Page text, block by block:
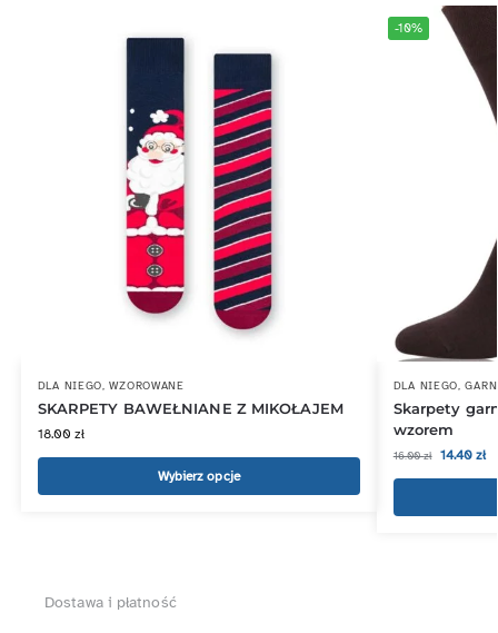
DLA NIEGO,WZOROWANE
SKARPETY BAWEŁNIANE Z MIKOŁAJEM
18.00zł
Wybierz opcje
-10%
DLA NIEGO,
Skarpety
wzorem
16.00zł 14.40zł
Dostawa i płatność